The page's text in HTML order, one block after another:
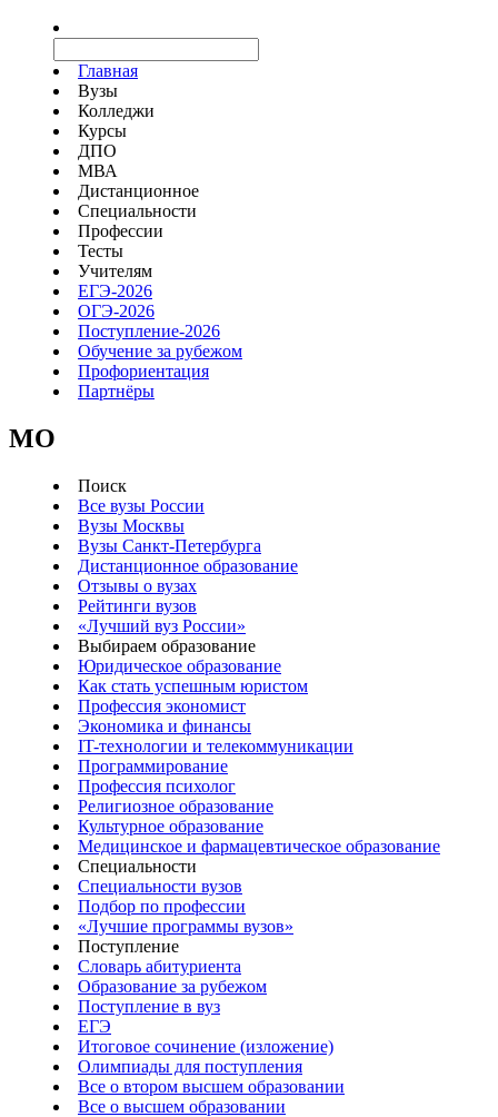
Главная
Вузы
Колледжи
Курсы
ДПО
МВА
Дистанционное
Специальности
Профессии
Тесты
Учителям
ЕГЭ-2026
ОГЭ-2026
Поступление-2026
Обучение за рубежом
Профориентация
Партнёры
MO
Поиск
Все вузы России
Вузы Москвы
Вузы Санкт-Петербурга
Дистанционное образование
Отзывы о вузах
Рейтинги вузов
«Лучший вуз России»
Выбираем образование
Юридическое образование
Как стать успешным юристом
Профессия экономист
Экономика и финансы
IT-технологии и телекоммуникации
Программирование
Профессия психолог
Религиозное образование
Культурное образование
Медицинское и фармацевтическое образование
Специальности
Специальности вузов
Подбор по профессии
«Лучшие программы вузов»
Поступление
Словарь абитуриента
Образование за рубежом
Поступление в вуз
ЕГЭ
Итоговое сочинение (изложение)
Олимпиады для поступления
Все о втором высшем образовании
Все о высшем образовании